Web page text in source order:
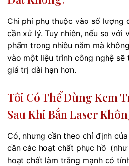
Chi phí phụ thuộc vào số lượng
cần xử lý. Tuy nhiên, nếu so với
phẩm trong nhiều năm mà
vào một liệu trình công nghệ sẽ
giá trị dài hạn hơn.
Tôi Có Thể Dùng Kem
Sau Khi Bắn Laser
Có, nhưng cần theo chỉ định
cần các hoạt chất phục hồi
hoạt chất làm trắng mạnh có